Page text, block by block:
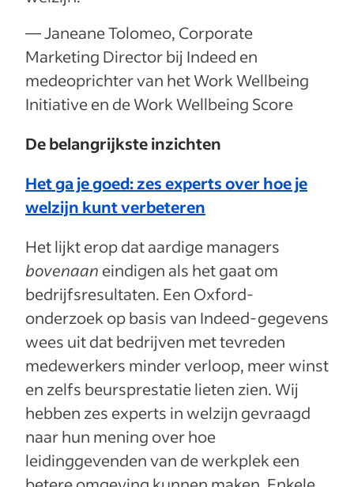
— Janeane Tolomeo, Corporate
Marketing Director bij Indeed en
medeoprichter van het Work Wellbeing
Initiative en de Work Wellbeing Score
De belangrijkste inzichten
Het ga je goed: zes experts over hoe je
welzijn kunt verbeteren
Het lijkt erop dat aardige managers
bovenaan eindigen als het gaat om
bedrijfsresultaten. Een Oxford-
onderzoek op basis van Indeed-gegevens
wees uit dat bedrijven met tevreden
medewerkers minder verloop, meer winst
en zelfs beursprestatie lieten zien. Wij
hebben zes experts in welzijn gevraagd
naar hun mening over hoe
leidinggevenden van de werkplek een